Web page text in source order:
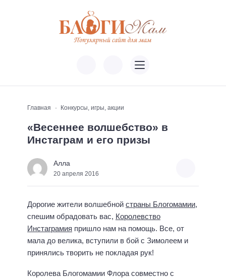
Главная Конкурсы, игры, акции
«Весеннее волшебство» в
Инстаграм и его призы
Алла
20 апреля 2016
Дорогие жители волшебной страны Блогомамии,
спешим обрадовать вас, Королевство
Инстаграмия пришло нам на помощь. Все, от
мала до велика, вступили в бой с Зимолеем и
принялись творить не покладая рук!
Королева Блогомамии Флора совместно с